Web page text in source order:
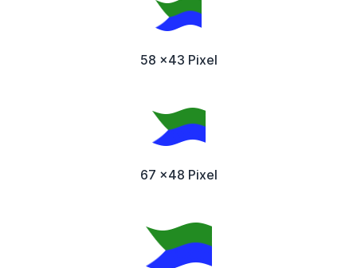
58 x43 Pixel
67 x48 Pixel